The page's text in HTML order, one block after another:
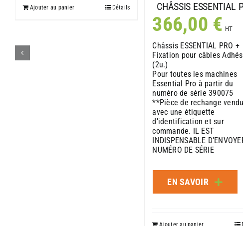
Ajouter au panier Détails CHÂSSIS ESSENTIAL
366,00 € HT
Châssis ESSENTIAL PRO +
Fixation pour câbles
(2u.)
Pour toutes les machines
Essential Pro à partir du
numéro de série 390075
**Pièce de rechange
avec une étiquette
d’identification et sur
commande. IL EST
INDISPENSABLE
NUMÉRO DE SÉRIE
EN SAVOIR
Ajouter au panier